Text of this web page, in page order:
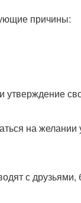
причины:
на желании
с